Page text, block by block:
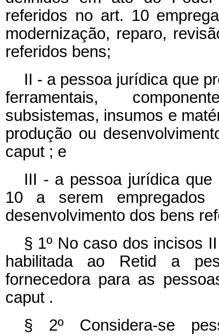
referidos no art. 10
modernização, reparo,
referidos bens;
II - a pessoa jurídica que
ferramentais,
subsistemas, insumos e
produção ou
caput ; e
III - a pessoa jurídica
10 a serem empregados
desenvolvimento dos bens
§ 1º No caso dos incisos
habilitada ao Retid a
fornecedora para as
caput .
§ 2º Considera-se